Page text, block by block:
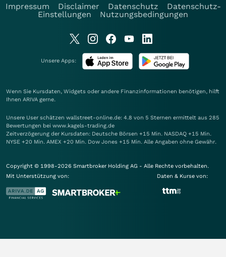
Impressum
Disclaimer Datenschutz
Datenschutz-
Einstellungen
Nutzungsbedingungen
Unsere Apps:
Wenn Sie Kursdaten, Widgets oder andere Finanzinformationen benötigen, hilft
Ihnen ARIVA gerne.
Unsere User schätzen wallstreet-online.de: 4.8 von 5 Sternen ermittelt aus 285
Bewertungen bei www.kagels-trading.de
Zeitverzögerung der Kursdaten: Deutsche Börsen +15 Min. NASDAQ +15 Min.
NYSE +20 Min. AMEX +20 Min. Dow Jones +15 Min. Alle Angaben ohne Gewähr.
Copyright © 1998-2026 Smartbroker Holding AG - Alle Rechte vorbehalten.
Mit Unterstützung von:
Daten & Kurse von: